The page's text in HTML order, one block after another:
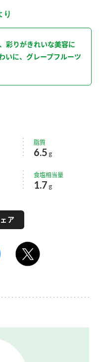
り
彩りがきれいな美容に
いに、グレープフルーツ
脂質
6.5 g
食塩相当量
1.7 g